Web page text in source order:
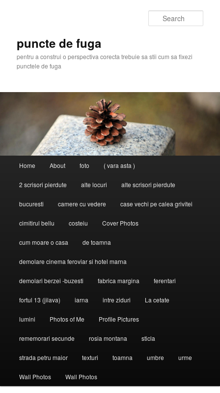
puncte de fuga
pentru a construi o perspectiva corecta trebuie sa stii cum sa fixezi
punctele de fuga
Home About foto ( vara asta )
2 scrisori pierdute alte locuri alte scrisori pierdute
bucuresti camere cu vedere case vechi pe calea grivitei
cimitirul bellu costeiu Cover Photos
cum moare o casa de toamna
demolare cinema feroviar si hotel marna
demolari berzei -buzesti fabrica margina ferentari
fortul 13 (jilava) iarna intre ziduri La cetate
lumini Photos of Me Profile Pictures
rememorari secunde rosia montana sticla
strada petru maior texturi toamna umbre urme
Wall Photos Wall Photos